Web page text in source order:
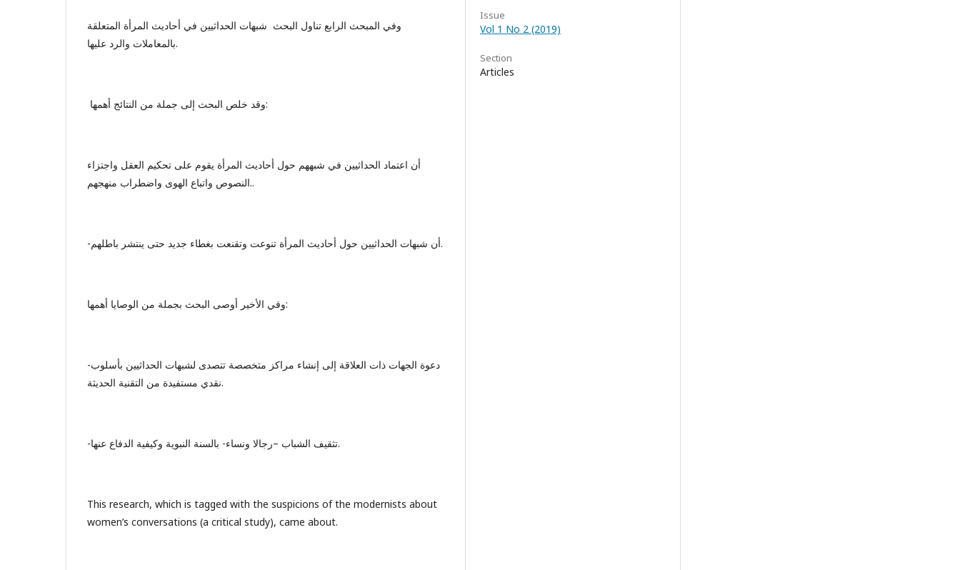
وفي المبحث الرابع تناول البحث شبهات الحداثيين في أحاديث المرأة المتعلقة
بالمعاملات والرد عليها.
وقد خلص البحث إلى جملة من النتائج أهمها:
أن اعتماد الحداثيين في شبههم حول أحاديث المرأة يقوم على تحكیم العقل واجتزاء
النصوص واتباع الهوى واضطراب منهجهم..
-أن شبهات الحداثيين حول أحاديث المرأة تنوعت وتقنعت بغطاء جديد حتى ينتشر باطلهم.
وفي الأخير أوصى البحث بجملة من الوصايا أهمها:
-دعوة الجهات ذات العلاقة إلى إنشاء مراكز متخصصة تتصدى لشبهات الحداثيين بأسلوب
نقدي مستفيدة من التقنية الحديثة.
-تثقيف الشباب –رجالا ونساء- بالسنة النبوية وكيفية الدفاع عنها.
This research, which is tagged with the suspicions of the modernists about
women’s conversations (a critical study), came about.
Issue
Vol 1 No 2 (2019)
Section
Articles